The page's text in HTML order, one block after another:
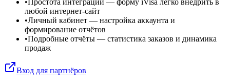
•Простота интеграции — форму iVisa легко внедрить в
любой интернет-сайт
•Личный кабинет — настройка аккаунта и
формирование отчётов
•Подробные отчёты — статистика заказов и динамика
продаж
Вход для партнёров